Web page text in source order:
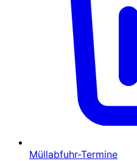
Müllabfuhr-Termine